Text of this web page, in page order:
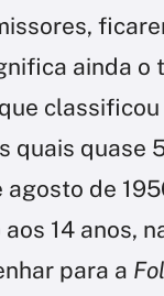
ainda o
quais quase
agosto de
14 anos,
para a